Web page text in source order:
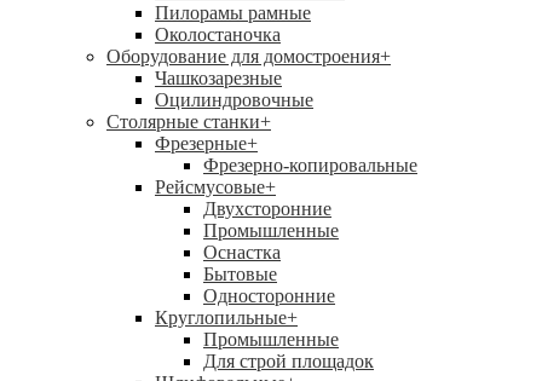
Пилорамы рамные
Околостаночка
Оборудование для домостроения+
Чашкозарезные
Оцилиндровочные
Столярные станки+
Фрезерные+
Фрезерно-копировальные
Рейсмусовые+
Двухсторонние
Промышленные
Оснастка
Бытовые
Односторонние
Круглопильные+
Промышленные
Для строй площадок